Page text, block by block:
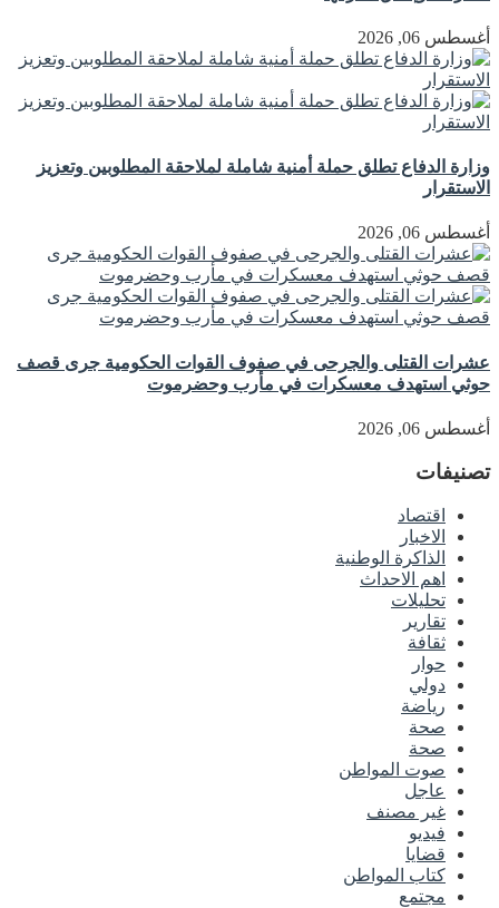
أغسطس 06, 2026
وزارة الدفاع تطلق حملة أمنية شاملة لملاحقة المطلوبين وتعزيز
الاستقرار
أغسطس 06, 2026
عشرات القتلى والجرحى في صفوف القوات الحكومية جرى قصف
حوثي استهدف معسكرات في مأرب وحضرموت
أغسطس 06, 2026
تصنيفات
اقتصاد
الاخبار
الذاكرة الوطنية
اهم الاحداث
تحليلات
تقارير
ثقافة
حوار
دولي
رياضة
صحة
صحة
صوت المواطن
عاجل
غير مصنف
فيديو
قضايا
كتاب المواطن
مجتمع